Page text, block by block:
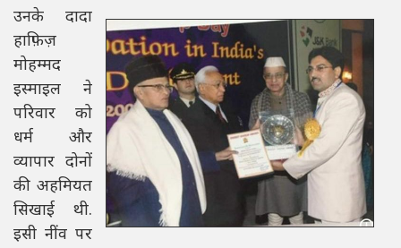
उनके दादा
हाफ़िज़
मोहम्मद
इस्माइल ने
परिवार को
धर्म और
व्यापार दोनों
की अहमियत
सिखाई थी.
इसी नींव पर